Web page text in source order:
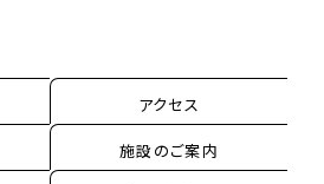
アクセス
施設のご案内